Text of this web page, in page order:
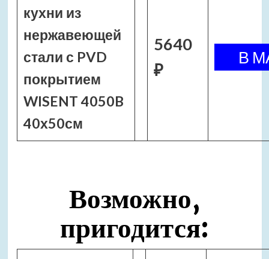
кухни из
нержавеющей
стали с PVD
покрытием
WISENT 4050B
40х50см
5640
₽
Возможно,
пригодится: